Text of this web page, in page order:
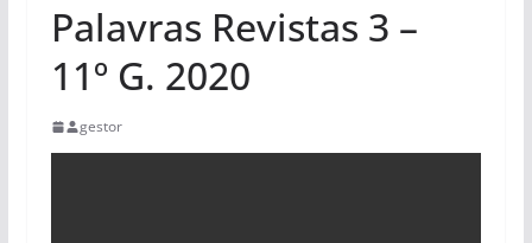
Palavras Revistas 3 –
11º G. 2020
gestor